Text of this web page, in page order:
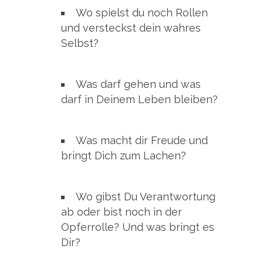
Wo spielst du noch Rollen
und versteckst dein wahres
Selbst?
Was darf gehen und was
darf in Deinem Leben bleiben?
Was macht dir Freude und
bringt Dich zum Lachen?
Wo gibst Du Verantwortung
ab oder bist noch in der
Opferrolle? Und was bringt es
Dir?